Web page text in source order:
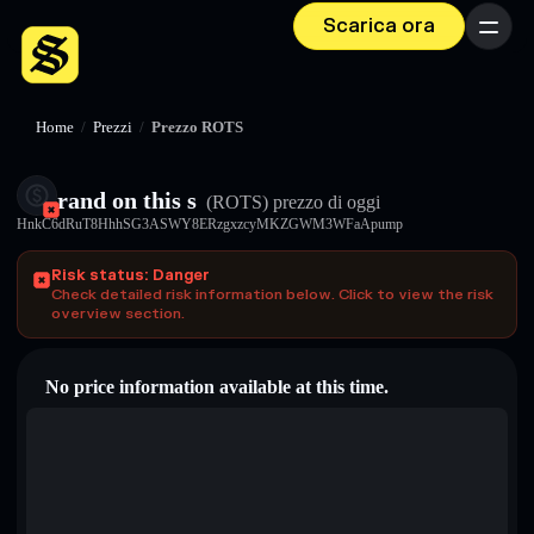
Scarica ora Menu
Home / Prezzi / Prezzo ROTS
rand on this s (ROTS) prezzo di oggi
HnkC6dRuT8HhhSG3ASWY8ERzgxzcyMKZGWM3WFaApump
Risk status: Danger
Check detailed risk information below. Click to view the risk
overview section.
No price information available at this time.